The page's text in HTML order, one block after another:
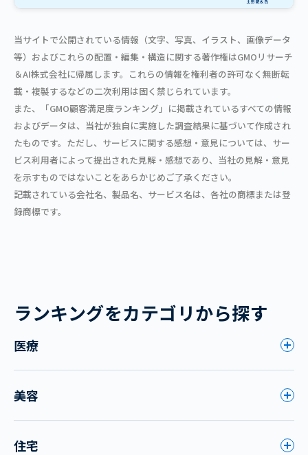
当サイトで公開されている情報（文字、写真、イラスト、画像データ
等）およびこれらの配置・編集・構造に関する著作権はGMOリサーチ
＆AI株式会社に帰属します。これらの情報を権利者の許可なく無断転
載・複製するなどの二次利用は固く禁じられています。
また、「GMO顧客満足度ランキング」に掲載されているすべての情報
およびデータは、当社が独自に実施した調査結果に基づいて作成され
たものです。ただし、サービスに関する感想・意見については、サー
ビス利用者によって提出された見解・感想であり、当社の見解・意見
を示すものではないことをあらかじめご了承ください。
記載されている会社名、製品名、サービス名は、各社の商標または登
録商標です。
ランキングをカテゴリから探す
医療
美容
住宅